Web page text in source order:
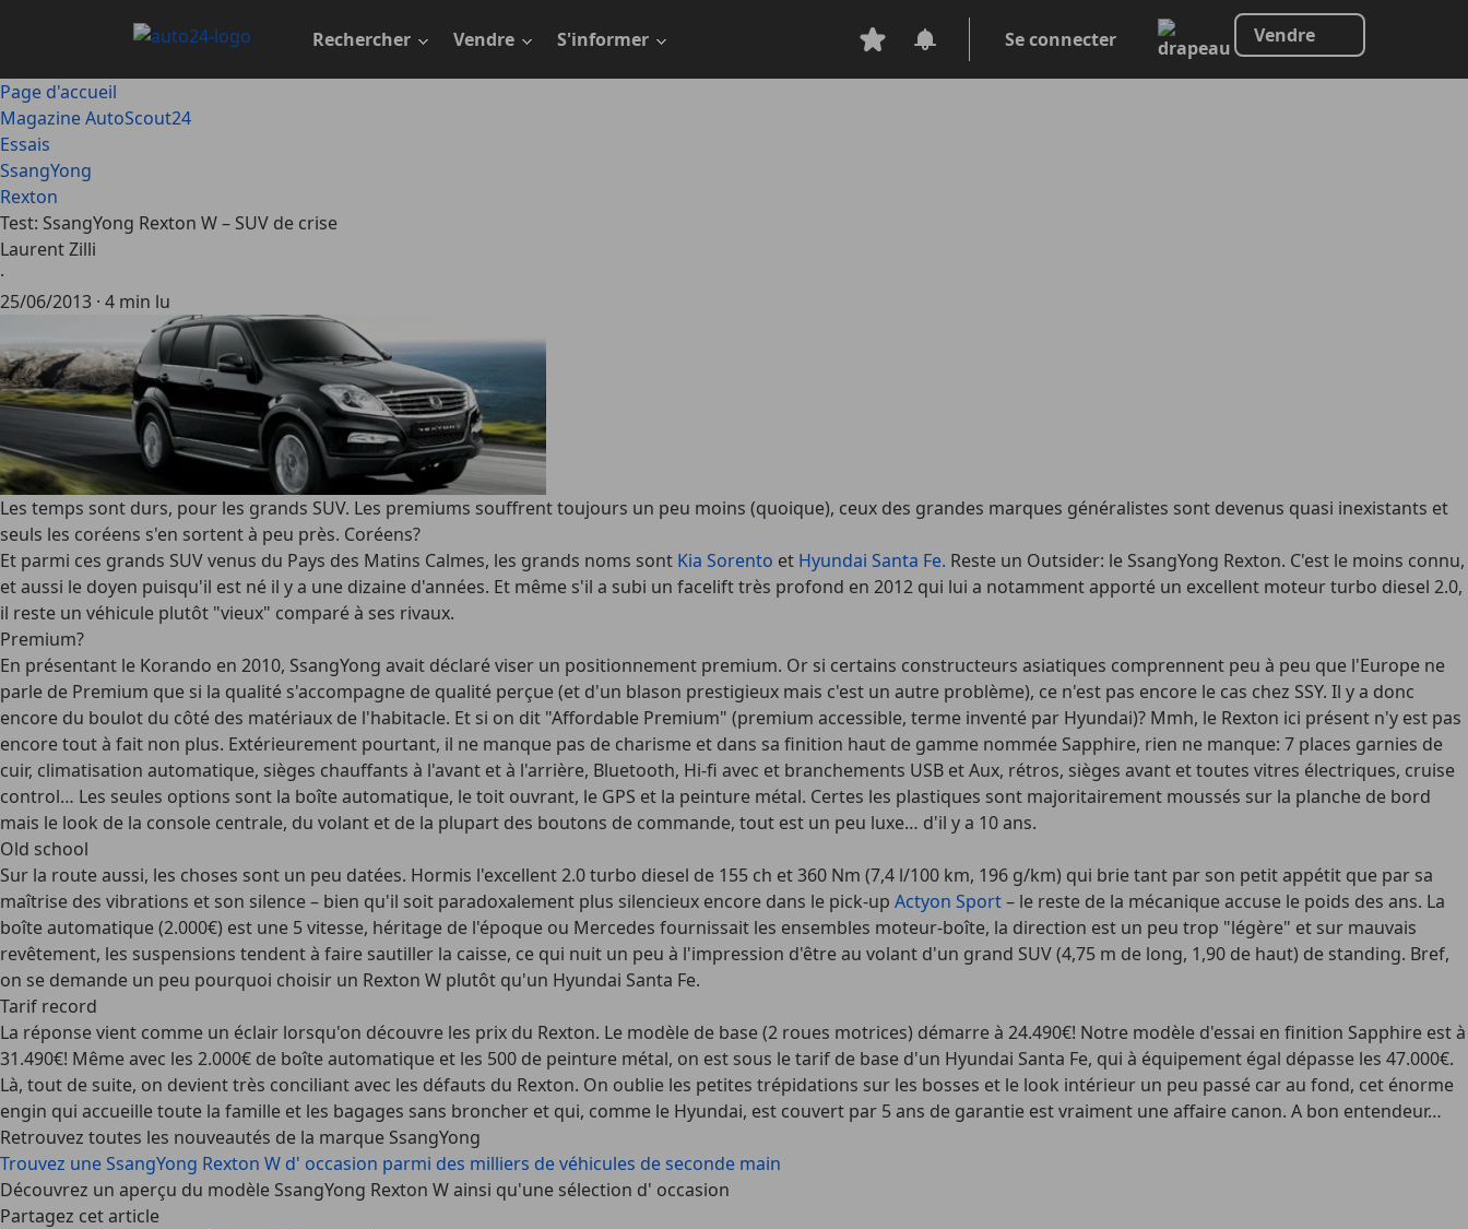
principal
Rechercher Vendre S'informer Se connecter Vendre
Page d'accueil
Magazine AutoScout24
Essais
SsangYong
Rexton
Test: SsangYong Rexton W – SUV de crise
Laurent Zilli
·
25/06/2013 · 4 min lu
Les temps sont durs, pour les grands SUV. Les premiums souffrent toujours un peu moins (quoique), ceux des grandes marques généralistes sont devenus quasi inexistants et
seuls les coréens s'en sortent à peu près. Coréens?
Et parmi ces grands SUV venus du Pays des Matins Calmes, les grands noms sont Kia Sorento et Hyundai Santa Fe. Reste un Outsider: le SsangYong Rexton. C'est le moins connu,
et aussi le doyen puisqu'il est né il y a une dizaine d'années. Et même s'il a subi un facelift très profond en 2012 qui lui a notamment apporté un excellent moteur turbo diesel 2.0,
il reste un véhicule plutôt "vieux" comparé à ses rivaux.
Premium?
En présentant le Korando en 2010, SsangYong avait déclaré viser un positionnement premium. Or si certains constructeurs asiatiques comprennent peu à peu que l'Europe ne
parle de Premium que si la qualité s'accompagne de qualité perçue (et d'un blason prestigieux mais c'est un autre problème), ce n'est pas encore le cas chez SSY. Il y a donc
encore du boulot du côté des matériaux de l'habitacle. Et si on dit "Affordable Premium" (premium accessible, terme inventé par Hyundai)? Mmh, le Rexton ici présent n'y est pas
encore tout à fait non plus. Extérieurement pourtant, il ne manque pas de charisme et dans sa finition haut de gamme nommée Sapphire, rien ne manque: 7 places garnies de
cuir, climatisation automatique, sièges chauffants à l'avant et à l'arrière, Bluetooth, Hi-fi avec et branchements USB et Aux, rétros, sièges avant et toutes vitres électriques, cruise
control… Les seules options sont la boîte automatique, le toit ouvrant, le GPS et la peinture métal. Certes les plastiques sont majoritairement moussés sur la planche de bord
mais le look de la console centrale, du volant et de la plupart des boutons de commande, tout est un peu luxe… d'il y a 10 ans.
Old school
Sur la route aussi, les choses sont un peu datées. Hormis l'excellent 2.0 turbo diesel de 155 ch et 360 Nm (7,4 l/100 km, 196 g/km) qui brie tant par son petit appétit que par sa
maîtrise des vibrations et son silence – bien qu'il soit paradoxalement plus silencieux encore dans le pick-up Actyon Sport– le reste de la mécanique accuse le poids des ans. La
boîte automatique (2.000€) est une 5 vitesse, héritage de l'époque ou Mercedes fournissait les ensembles moteur-boîte, la direction est un peu trop "légère" et sur mauvais
revêtement, les suspensions tendent à faire sautiller la caisse, ce qui nuit un peu à l'impression d'être au volant d'un grand SUV (4,75 m de long, 1,90 de haut) de standing. Bref,
on se demande un peu pourquoi choisir un Rexton W plutôt qu'un Hyundai Santa Fe.
Tarif record
La réponse vient comme un éclair lorsqu'on découvre les prix du Rexton. Le modèle de base (2 roues motrices) démarre à 24.490€! Notre modèle d'essai en finition Sapphire est à
31.490€! Même avec les 2.000€ de boîte automatique et les 500 de peinture métal, on est sous le tarif de base d'un Hyundai Santa Fe, qui à équipement égal dépasse les 47.000€.
Là, tout de suite, on devient très conciliant avec les défauts du Rexton. On oublie les petites trépidations sur les bosses et le look intérieur un peu passé car au fond, cet énorme
engin qui accueille toute la famille et les bagages sans broncher et qui, comme le Hyundai, est couvert par 5 ans de garantie est vraiment une affaire canon. A bon entendeur…
Retrouvez toutes les nouveautés de la marque SsangYong
Trouvez une SsangYong Rexton W d' occasion parmi des milliers de véhicules de seconde main
Découvrez un aperçu du modèle SsangYong Rexton W ainsi qu'une sélection d' occasion
Partagez cet article